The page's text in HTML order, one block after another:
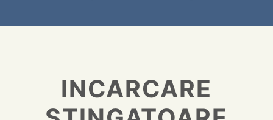
INCARCARE